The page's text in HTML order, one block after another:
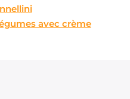
avec crème